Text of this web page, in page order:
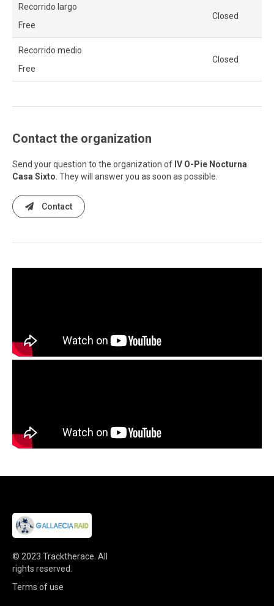
Recorrido largo
Free
Closed
Recorrido medio
Free
Closed
Contact the organization
Send your question to the organization of IV O-Pie Nocturna
Casa Sixto . They will answer you as soon as possible.
Contact
© 2023 Tracktherace. All
rights reserved.
Terms of use